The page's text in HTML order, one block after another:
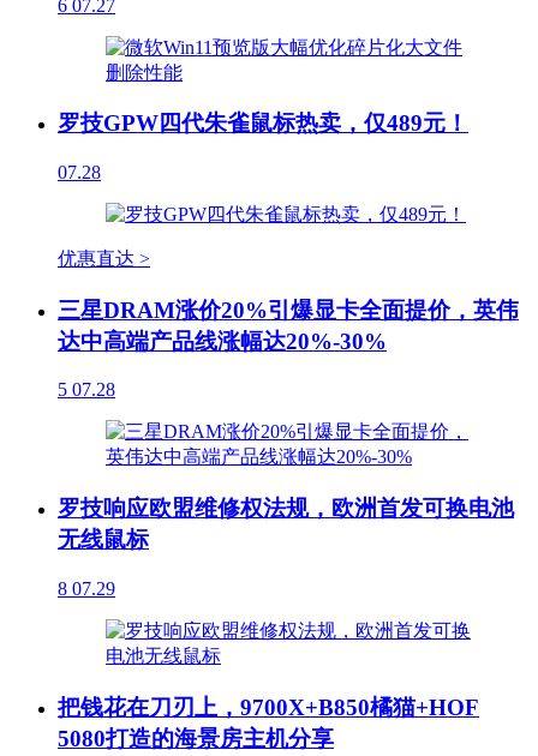
6 07.27
罗技GPW四代朱雀鼠标热卖，仅489元！
07.28
优惠直达 >
三星DRAM涨价20%引爆显卡全面提价，英伟
达中高端产品线涨幅达20%-30%
5 07.28
罗技响应欧盟维修权法规，欧洲首发可换电池
无线鼠标
8 07.29
把钱花在刀刃上，9700X+B850橘猫+HOF
5080打造的海景房主机分享